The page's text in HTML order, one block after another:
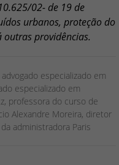
02- de 19 de
urbanos, proteção do
outras providências.
especializado em
especializado em
professora do curso de
Alexandre Moreira, diretor
administradora Paris